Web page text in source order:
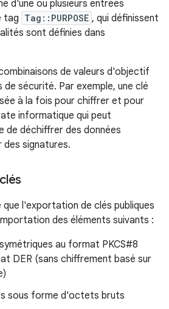
d'une ou plusieurs entrées
tag Tag::PURPOSE , qui définissent
sont définies dans
de valeurs d'objectif
sécurité. Par exemple, une clé
à la fois pour chiffrer et pour
informatique qui peut
de déchiffrer des données
signatures.
l'exportation de clés publiques
des éléments suivants :
au format PKCS#8
DER (sans chiffrement basé sur
sous forme d'octets bruts